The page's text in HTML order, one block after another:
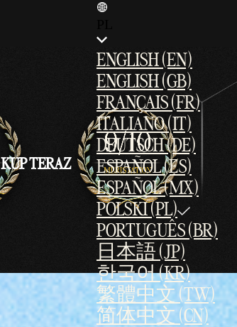
KUP TERAZ
ENGLISH (EN)
ENGLISH (GB)
FRANÇAIS (FR)
ITALIANO (IT)
DEUTSCH (DE)
ESPAÑOL (ES)
ESPAÑOL (MX)
POLSKI (PL)
PORTUGUÊS (BR)
日本語 (JP)
한국어 (KR)
繁體中文 (TW)
简体中文 (CN)